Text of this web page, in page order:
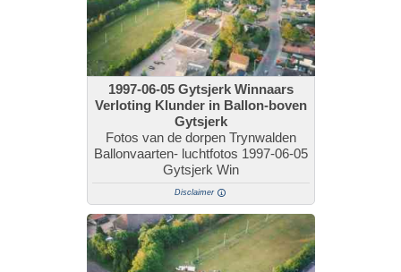
1997-06-05 Gytsjerk Winnaars
Verloting Klunder in Ballon-boven
Gytsjerk
Fotos van de dorpen Trynwalden
Ballonvaarten- luchtfotos 1997-06-05
Gytsjerk Win
Disclaimer